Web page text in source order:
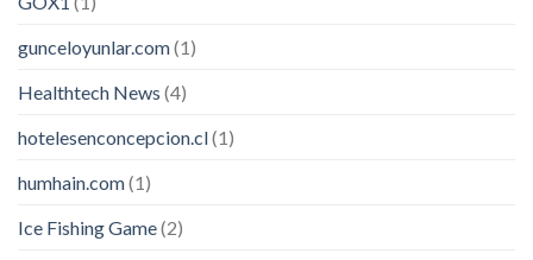
gunceloyunlar.com(1)
Healthtech News (4)
hotelesenconcepcion.cl(1)
humhain.com(1)
Ice Fishing Game(2)